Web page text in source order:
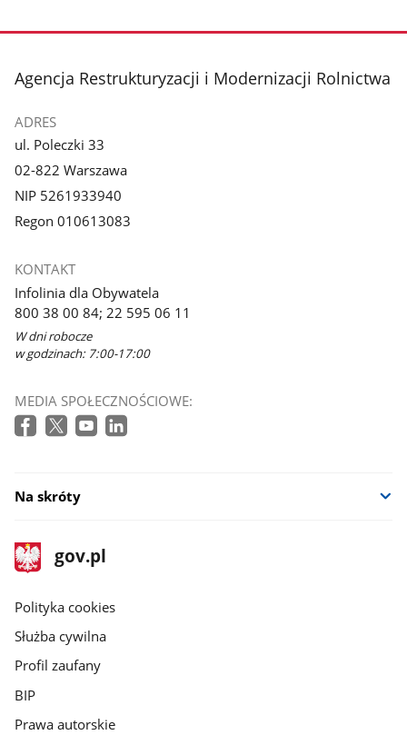
stopka
Agencja Restrukturyzacji i Modernizacji Rolnictwa
ADRES
ul. Poleczki 33
02-822 Warszawa
NIP 5261933940
Regon 010613083
KONTAKT
Infolinia dla Obywatela
800 38 00 84; 22 595 06 11
W dni robocze
w godzinach: 7:00-17:00
MEDIA SPOŁECZNOŚCIOWE:
Na skróty
stopka
gov.pl
Strona
gov.pl
gov.pl
Polityka cookies
Służba cywilna
Profil zaufany
BIP
Prawa autorskie